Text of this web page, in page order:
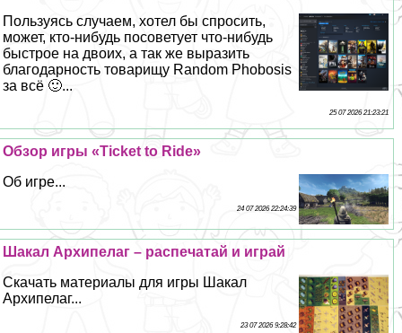
Пользуясь случаем, хотел бы спросить,
может, кто-нибудь посоветует что-нибудь
быстрое на двоих, а так же выразить
благодарность товарищу Random Phobosis
за всё 🙂...
25 07 2026 21:23:21
Обзор игры «Ticket to Ride»
Об игре...
24 07 2026 22:24:39
Шакал Архипелаг – распечатай и играй
Скачать материалы для игры Шакал
Архипелаг...
23 07 2026 9:28:42